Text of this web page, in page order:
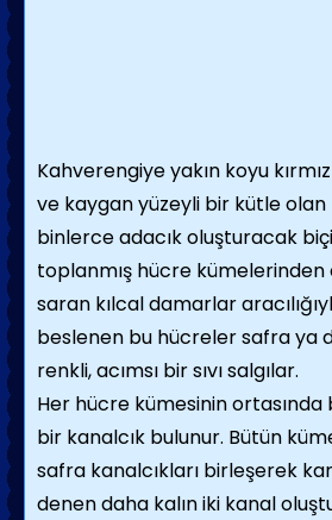
Kahverengiye yakın koyu
ve kaygan yüzeyli bir kütle
binlerce adacık oluşturacak
toplanmış hücre kümelerinden
saran kılcal damarlar
beslenen bu hücreler safra ya
renkli, acımsı bir sıvı sal­gılar.
Her hücre kümesinin ortasında
bir kanalcık bulunur. Bütün
safra kanalcıkları birleşerek
denen daha kalın iki kanal